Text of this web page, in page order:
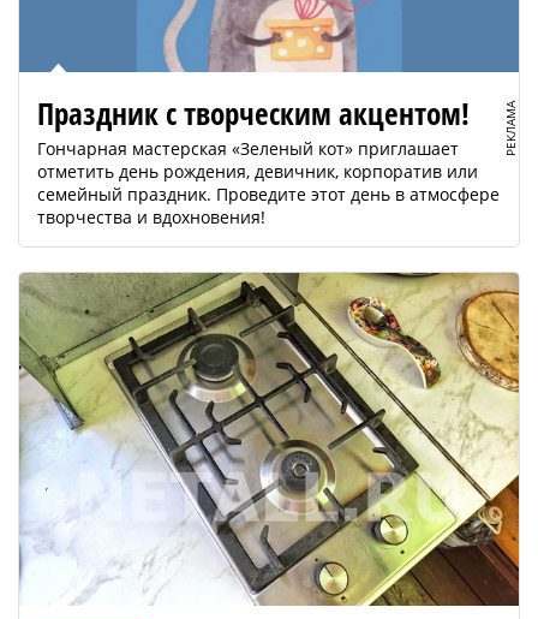
РЕКЛАМА
Праздник с творческим акцентом!
Гончарная мастерская «Зеленый кот» приглашает
отметить день рождения, девичник, корпоратив или
семейный праздник. Проведите этот день в атмосфере
творчества и вдохновения!